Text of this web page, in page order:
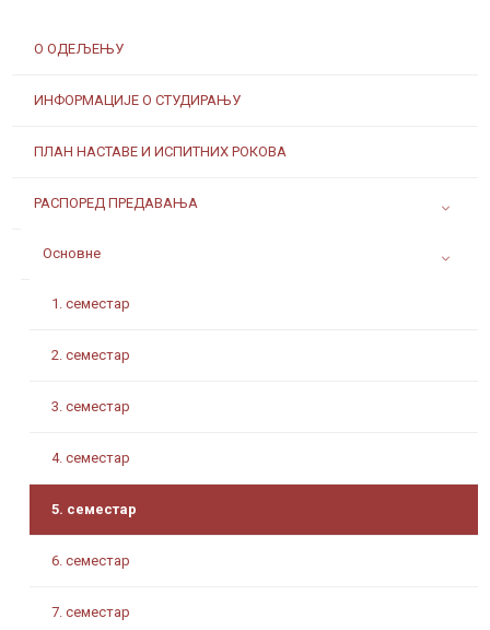
О ОДЕЉЕЊУ
ИНФОРМАЦИЈЕ О СТУДИРАЊУ
ПЛАН НАСТАВЕ И ИСПИТНИХ РОКОВА
РАСПОРЕД ПРЕДАВАЊА
Основне
1. семестар
2. семестар
3. семестар
4. семестар
5. семестар
6. семестар
7. семестар